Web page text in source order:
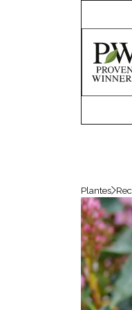
Plantes